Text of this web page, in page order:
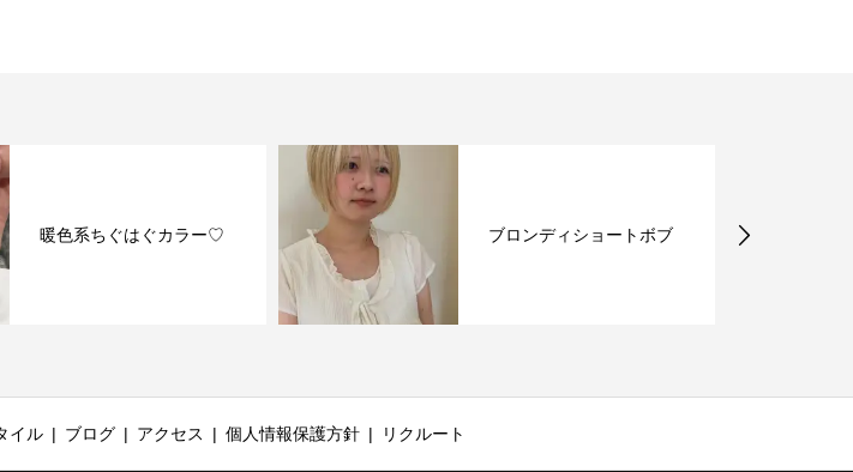
暖色系ちぐはぐカラー♡ ブロンディショートボブ
イル ブログ アクセス 個人情報保護方針 リクルート